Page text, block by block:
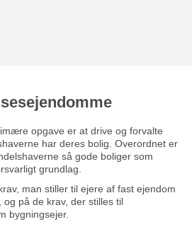
opgave er at drive og forvalte
har deres bolig. Overordnet er
så gode boliger som
grundlag.
man stiller til ejere af fast ejendom
på de krav, der stilles til
bygningsejer.